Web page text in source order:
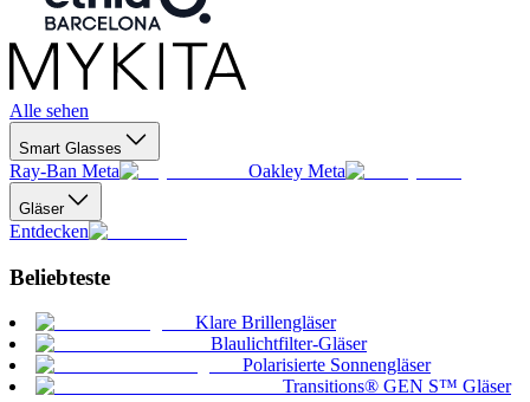
Alle sehen
Smart Glasses
Ray-Ban Meta Oakley Meta
Gläser
Entdecken
Beliebteste
Klare Brillengläser
Blaulichtfilter-Gläser
Polarisierte Sonnengläser
Transitions® GEN S™ Gläser